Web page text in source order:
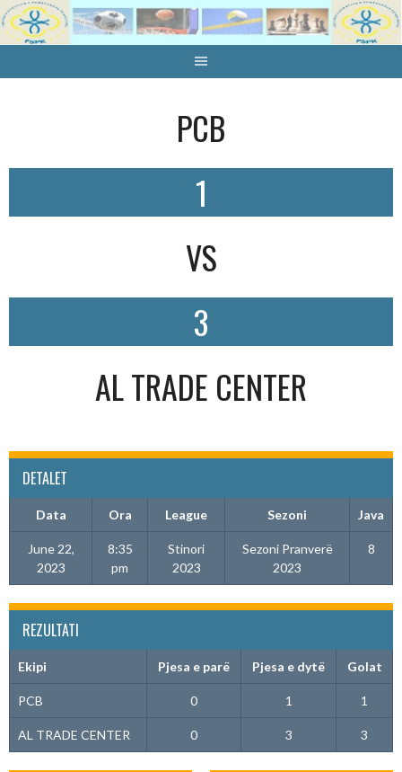
Skip
to
PCB
1
VS
3
AL TRADE CENTER
DETALET
Data Ora League Sezoni Java
June 22,
2023
8:35
pm
Stinori
2023
Sezoni Pranverë
2023
8
REZULTATI
Ekipi Pjesa e parë Pjesa e dytë Golat
PCB 0 1 1
AL TRADE CENTER 0 3 3